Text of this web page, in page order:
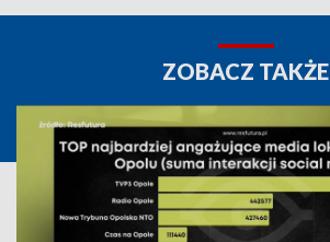
ZOBACZ TAKŻE